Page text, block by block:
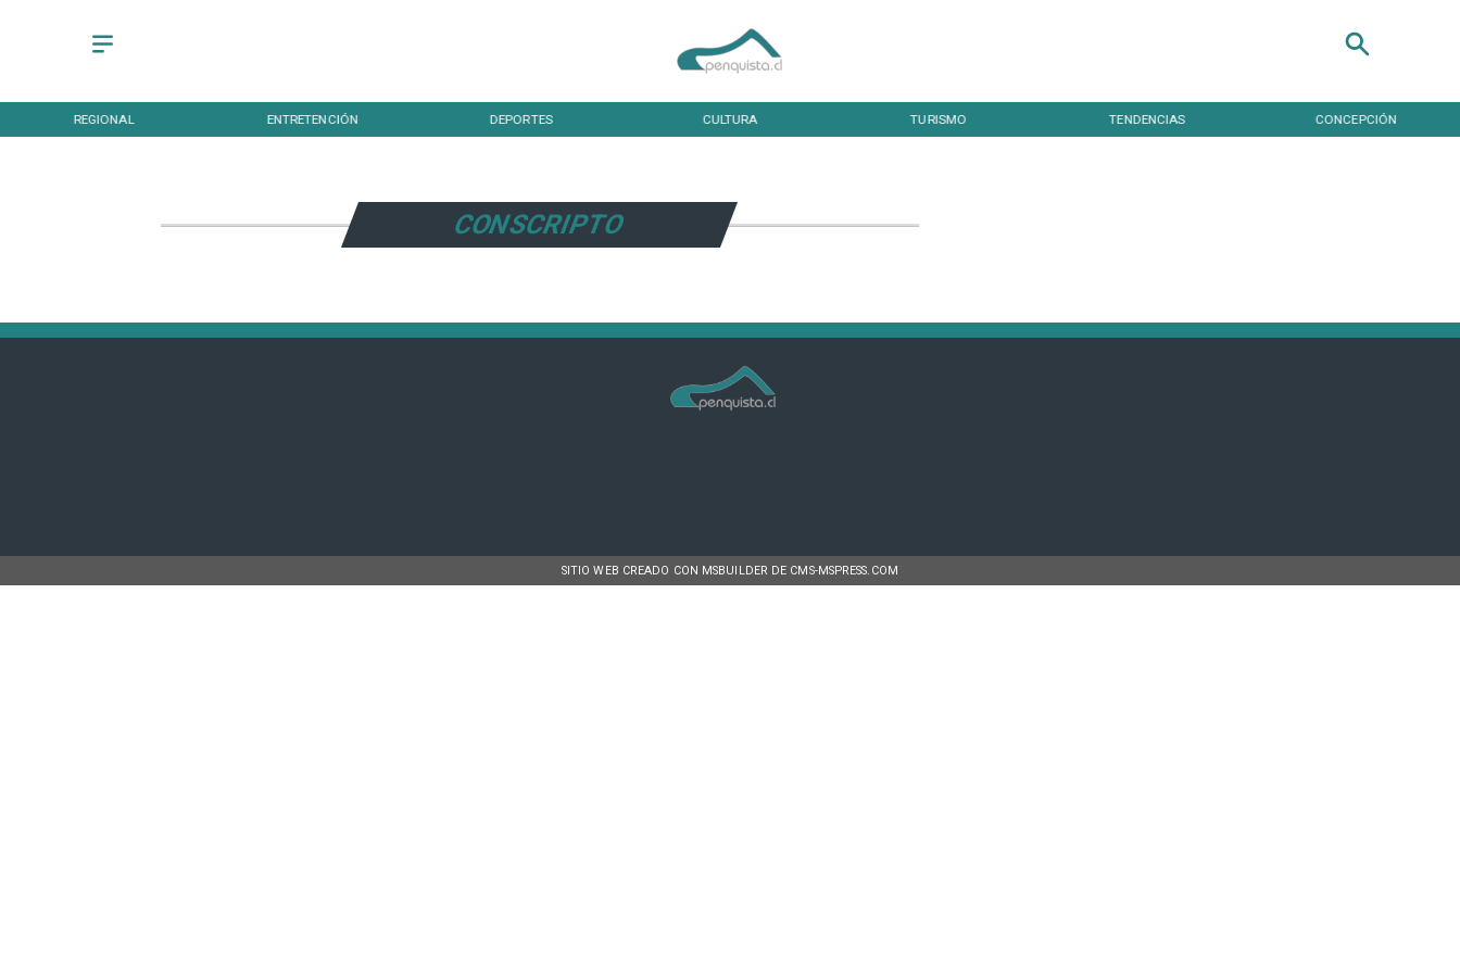
REGIONAL ENTRETENCIÓN DEPORTES CULTURA TURISMO TENDENCIAS CONCEPCIÓN
CONSCRIPTO
SITIO WEB CREADO CON MSBUILDER DE CMS-MSPRESS.COM